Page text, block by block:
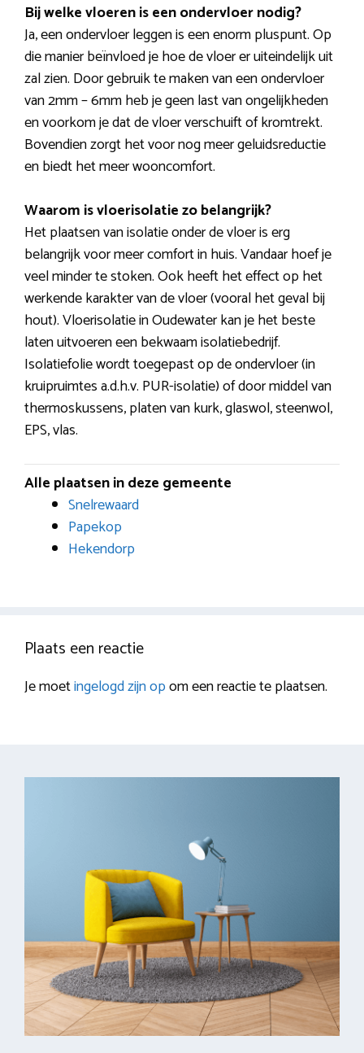
Bij welke vloeren is een ondervloer nodig?
Ja, een ondervloer leggen is een enorm pluspunt. Op
die manier beïnvloed je hoe de vloer er uiteindelijk uit
zal zien. Door gebruik te maken van een ondervloer
van 2mm – 6mm heb je geen last van ongelijkheden
en voorkom je dat de vloer verschuift of kromtrekt.
Bovendien zorgt het voor nog meer geluidsreductie
en biedt het meer wooncomfort.
Waarom is vloerisolatie zo belangrijk?
Het plaatsen van isolatie onder de vloer is erg
belangrijk voor meer comfort in huis. Vandaar hoef je
veel minder te stoken. Ook heeft het effect op het
werkende karakter van de vloer (vooral het geval bij
hout). Vloerisolatie in Oudewater kan je het beste
laten uitvoeren een bekwaam isolatiebedrijf.
Isolatiefolie wordt toegepast op de ondervloer (in
kruipruimtes a.d.h.v. PUR-isolatie) of door middel van
thermoskussens, platen van kurk, glaswol, steenwol,
EPS, vlas.
Alle plaatsen in deze gemeente
Snelrewaard
Papekop
Hekendorp
Plaats een reactie
Je moetingelogd zijn opom een reactie te plaatsen.